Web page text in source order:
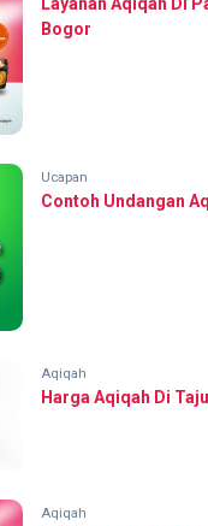
Bogor
Ucapan
Contoh Undangan
Aqiqah
Harga Aqiqah Di
Aqiqah